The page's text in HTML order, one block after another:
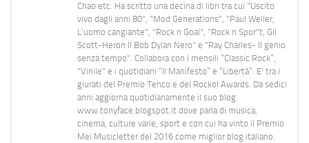
Chao etc. Ha scritto una decina di libri tra cui "Uscito
vivo dagli anni 80", "Mod Generations", "Paul Weller,
L’uomo cangiante", "Rock n Goal", "Rock n Spor"t, Gil
Scott-Heron Il Bob Dylan Nero" e "Ray Charles- Il genio
senza tempo". Collabora con i mensili “Classic Rock”,
"Vinile" e i quotidiani “Il Manifesto” e “Libertà”. E' tra i
giurati del Premio Tenco e del Rockol Awards. Da sedici
anni aggiorna quotidianamente il suo blog
www.tonyface.blogspot.it dove parla di musica,
cinema, culture varie, sport e con cui ha vinto il Premio
Mei Musicletter del 2016 come miglior blog italiano.